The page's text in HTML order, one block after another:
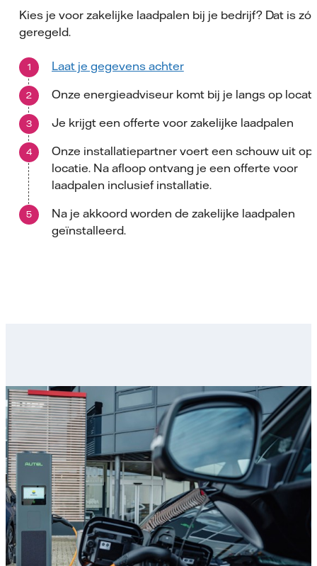
Kies je voor zakelijke laadpalen bij je bedrijf? Dat is zó
geregeld.
Laat je gegevens achter
Onze energieadviseur komt bij je langs op
Je krijgt een offerte voor zakelijke laadpalen
Onze installatiepartner voert een schouw uit op
locatie. Na afloop ontvang je een offerte voor
laadpalen inclusief installatie.
Na je akkoord worden de zakelijke laadpalen
geïnstalleerd.